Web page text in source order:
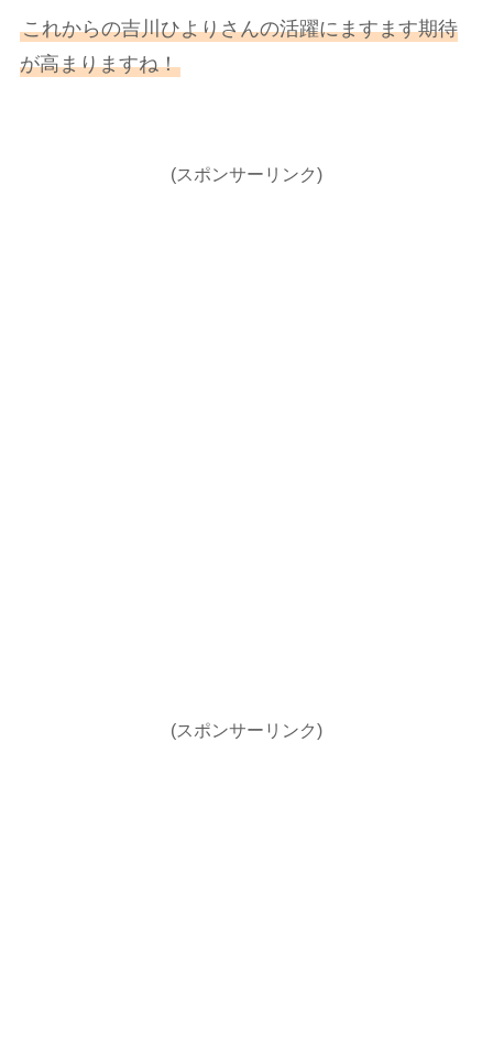
これからの吉川ひよりさんの活躍にますます期待
が高まりますね！
(スポンサーリンク)
(スポンサーリンク)